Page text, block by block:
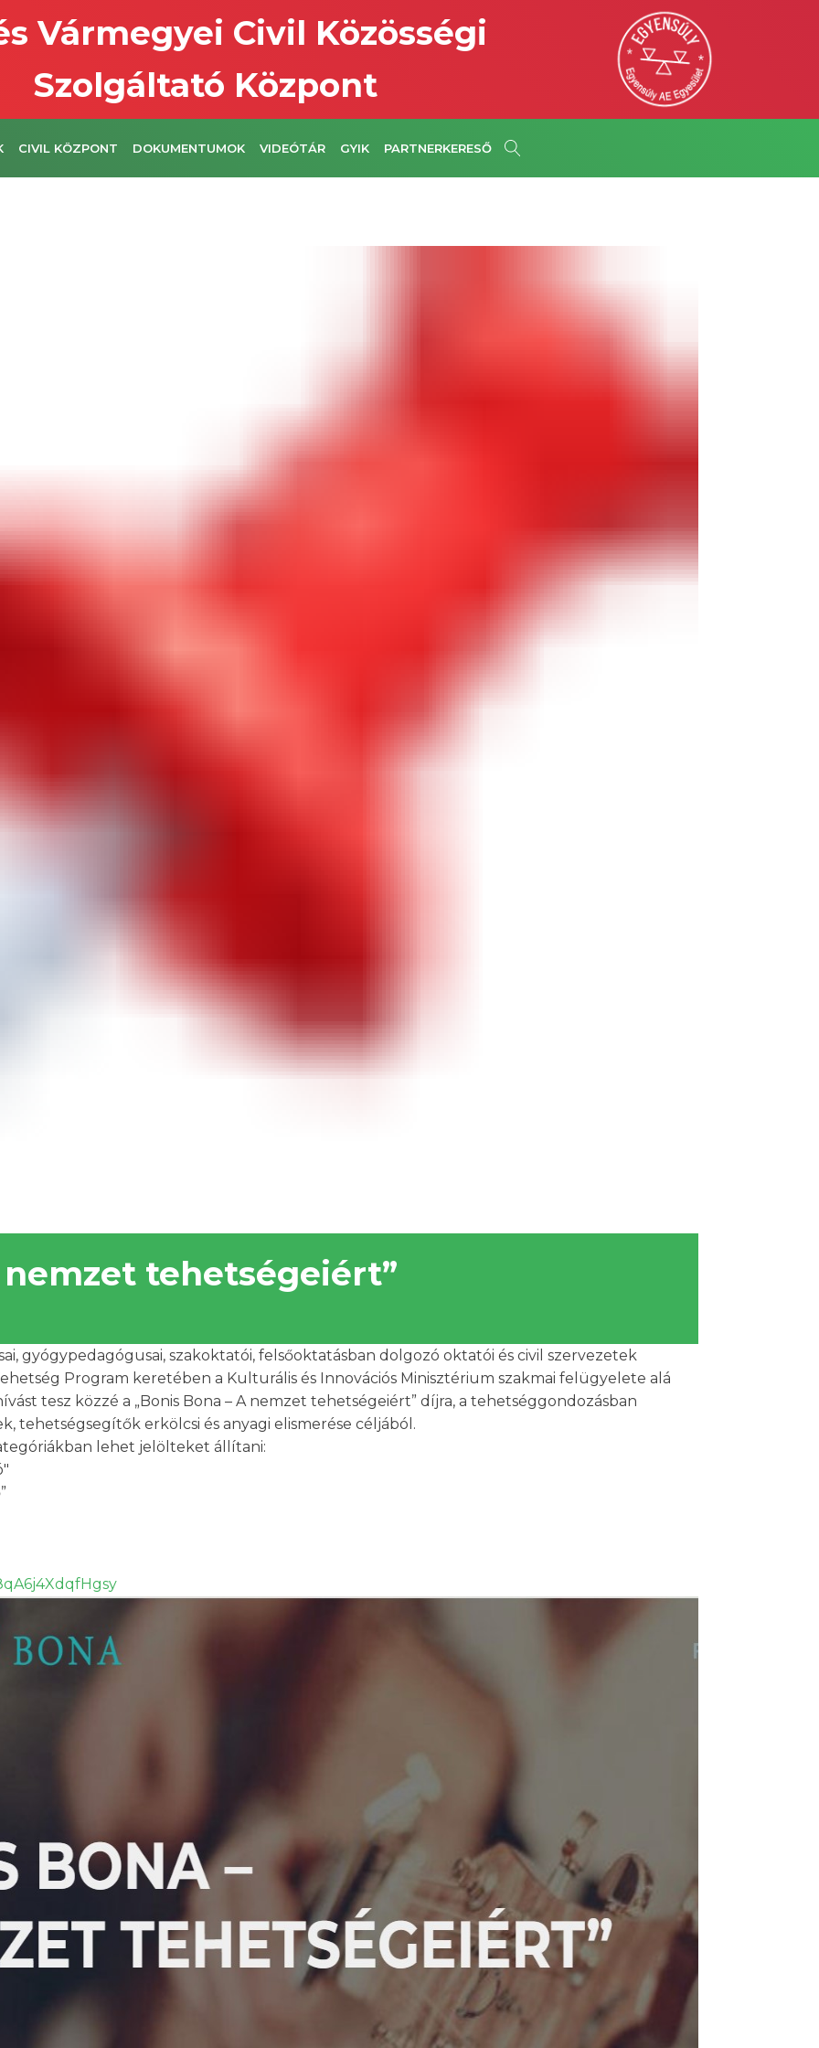
Vármegyei Civil Közösségi
Szolgáltató Központ
CIVIL KÖZPONT DOKUMENTUMOK VIDEÓTÁR GYIK PARTNERKERESŐ
nemzet tehetségeiért”
gyógypedagógusai, szakoktatói, felsőoktatásban dolgozó oktatói és civil szervezetek
Program keretében a Kulturális és Innovációs Minisztérium szakmai felügyelete alá
tesz közzé a „Bonis Bona – A nemzet tehetségeiért” díjra, a tehetséggondozásban
tehetségsegítők erkölcsi és anyagi elismerése céljából.
lehet jelölteket állítani: